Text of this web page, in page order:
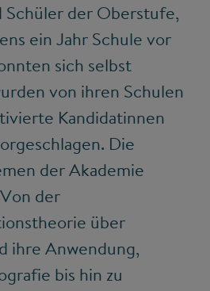
Schüler der Oberstufe,
ein Jahr Schule vor
sich selbst
von ihren Schulen
Kandidatinnen
Die
der Akademie
der
über
ihre Anwendung,
bis hin zu